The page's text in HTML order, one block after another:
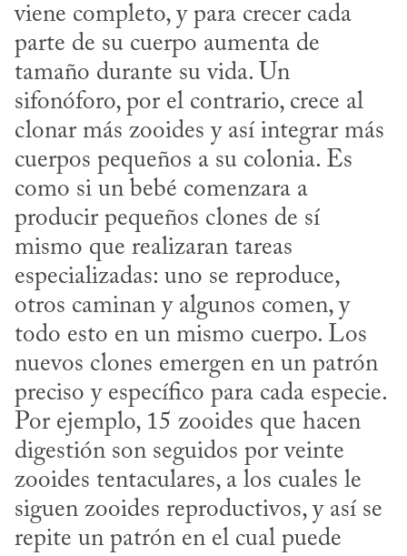
viene completo, y para crecer cada
parte de su cuerpo aumenta de
tamaño durante su vida. Un
sifonóforo, por el contrario, crece al
clonar más zooides y así integrar más
cuerpos pequeños a su colonia. Es
como si un bebé comenzara a
producir pequeños clones de sí
mismo que realizaran tareas
especializadas: uno se reproduce,
otros caminan y algunos comen, y
todo esto en un mismo cuerpo. Los
nuevos clones emergen en un patrón
preciso y específico para cada especie.
Por ejemplo, 15 zooides que hacen
digestión son seguidos por veinte
zooides tentaculares, a los cuales le
siguen zooides reproductivos, y así se
repite un patrón en el cual puede